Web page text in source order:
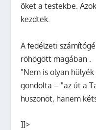
õket a testekbe.
kezdtek.
A fedélzeti
röhögött magában .
"Nem is olyan
gondolta – "az út a
huszonöt, hanem
]]>